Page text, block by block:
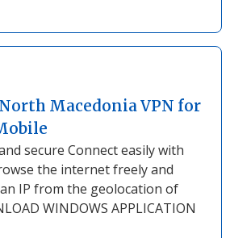
Macedonia VPN for
secure Connect easily with
the internet freely and
IP from the geolocation of
WINDOWS APPLICATION